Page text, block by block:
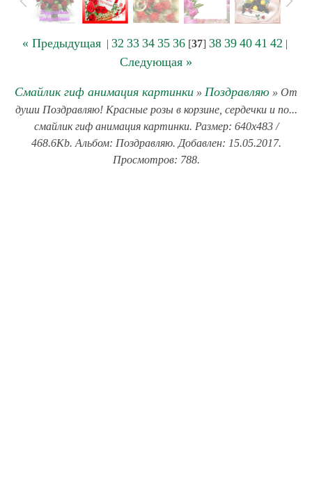
« Предыдущая| 32 33 34 35 36[37] 38 39 40 41 42 |
Следующая »
Смайлик гиф анимация картинки » Поздравляю » От
души Поздравляю! Красные розы в корзине, сердечки и по...
смайлик гиф анимация картинки. Размер: 640x483 /
468.6Kb. Альбом: Поздравляю. Добавлен: 15.05.2017.
Просмотров: 788.